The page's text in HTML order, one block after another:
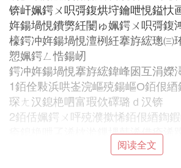
锛屽姵鍔ㄨ呮彁鍑烘垨鑰呭悓鎰忕
姩鍚堝悓鐨勶紝闄ゅ姵鍔ㄨ呮彁鍑
檺鍔冲姩鍚堝悓澶栵紝搴斿綋璁㈢
愬姵鍔ㄥ悎鍚屻
鍔冲姩鍚堝悓搴斿綋鍏峰囦互涓嬫
1銆佺敤浜哄崟浣嶇殑鍚嶇О銆佷
琛ㄤ汉鎴栬呬富瑕佽礋璐ｄ汉锛
2銆佸姵鍔ㄨ呯殑濮撳悕銆佷綇鍧
瘉鎴栬呭叾浠栨湁鏁堣韩浠借瘉浠
3銆佸姵鍔ㄥ悎鍚屾湡闄愶紱
阅读全文